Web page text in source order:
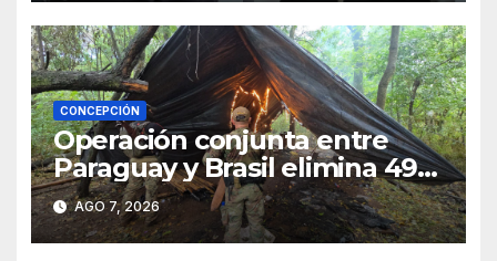
CONCEPCIÓN
Operación conjunta entre
Paraguay y Brasil elimina 498
toneladas de marihuana en
Amambay
AGO 7, 2026